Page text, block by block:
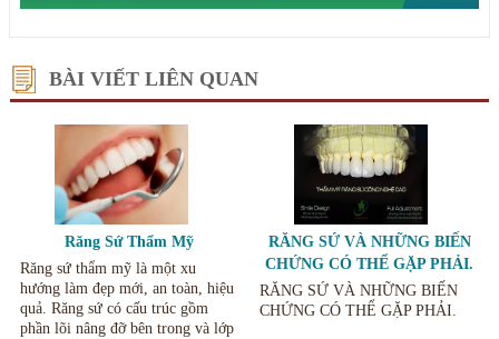
BÀI VIẾT LIÊN QUAN
Răng Sứ Thẩm Mỹ
Răng sứ thẩm mỹ là một xu
hướng làm đẹp mới, an toàn, hiệu
quả. Răng sứ có cấu trúc gồm
phần lõi nâng đỡ bên trong và lớp
RĂNG SỨ VÀ NHỮNG BIẾN
CHỨNG CÓ THỂ GẶP PHẢI.
RĂNG SỨ VÀ NHỮNG BIẾN
CHỨNG CÓ THỂ GẶP PHẢI.